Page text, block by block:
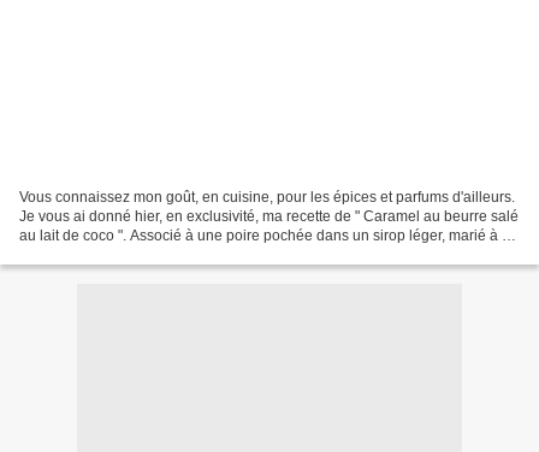
Vous connaissez mon goût, en cuisine, pour les épices et parfums d'ailleurs.
Je vous ai donné hier, en exclusivité, ma recette de " Caramel au beurre salé
au lait de coco ". Associé à une poire pochée dans un sirop léger, marié à de